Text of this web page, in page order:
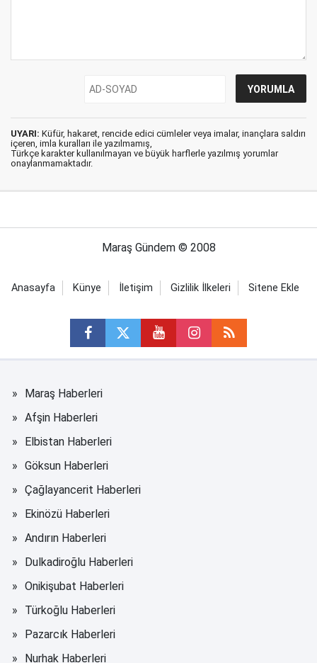
UYARI: Küfür, hakaret, rencide edici cümleler veya imalar, inançlara saldırı
içeren, imla kuralları ile yazılmamış,
Türkçe karakter kullanılmayan ve büyük harflerle yazılmış yorumlar
onaylanmamaktadır.
Maraş Gündem © 2008
Anasayfa Künye İletişim Gizlilik İlkeleri Sitene Ekle
Maraş Haberleri
Afşin Haberleri
Elbistan Haberleri
Göksun Haberleri
Çağlayancerit Haberleri
Ekinözü Haberleri
Andırın Haberleri
Dulkadiroğlu Haberleri
Onikişubat Haberleri
Türkoğlu Haberleri
Pazarcık Haberleri
Nurhak Haberleri